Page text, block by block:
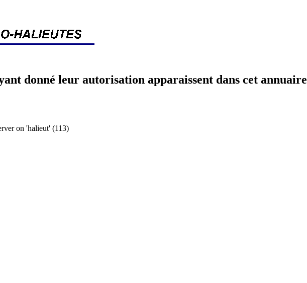
donné leur autorisation apparaissent dans cet annuaire
on 'halieut' (113)